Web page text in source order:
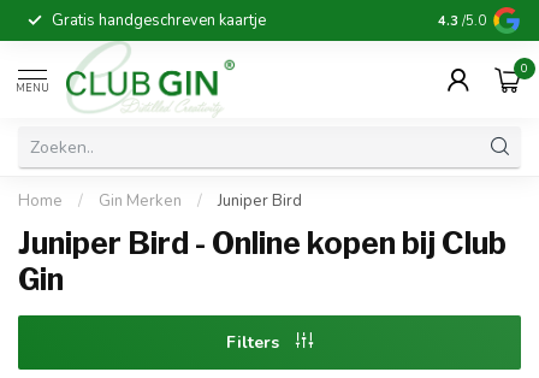
Gratis handgeschreven kaartje Voor 16:00
4.3 /5.0
MENU
0
Home / Gin Merken / Juniper Bird
Juniper Bird - Online kopen bij Club
Gin
Filters